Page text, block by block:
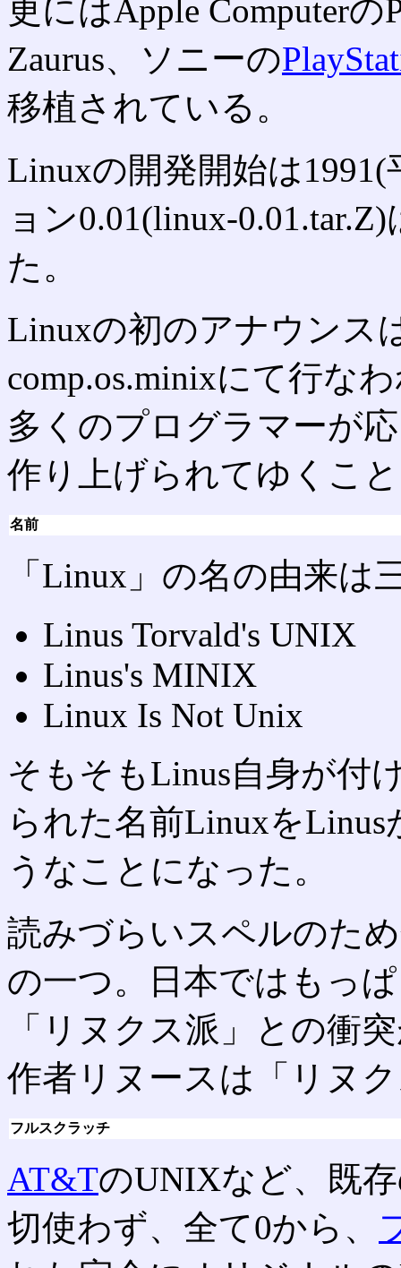
更にはApple Computer
Zaurus、ソニーの
移植されている。
Linuxの開発開始は
ョン0.01(linux-
た。
Linuxの初のアナウンス
comp.os.minixにて行な
多くのプログラマーが
作り上げられてゆくこ
名前
「Linux」の名の由来
Linus Torvald's UNIX
Linus's MINIX
Linux Is Not Unix
そもそもLinus自身が付
られた名前Linuxを
うなことになった。
読みづらいスペルのた
の一つ。日本ではもっ
「リヌクス派」との衝
作者リヌースは「リヌ
フルスクラッチ
AT&TのUNIXなど、既
切使わず、全て0から、